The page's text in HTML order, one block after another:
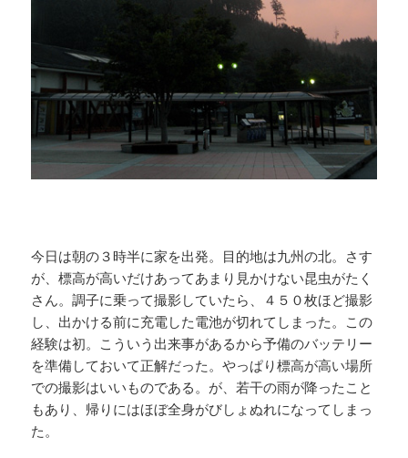
今日は朝の３時半に家を出発。目的地は九州の北。さす
が、標高が高いだけあってあまり見かけない昆虫がたく
さん。調子に乗って撮影していたら、４５０枚ほど撮影
し、出かける前に充電した電池が切れてしまった。この
経験は初。こういう出来事があるから予備のバッテリー
を準備しておいて正解だった。やっぱり標高が高い場所
での撮影はいいものである。が、若干の雨が降ったこと
もあり、帰りにはほぼ全身がびしょぬれになってしまっ
た。